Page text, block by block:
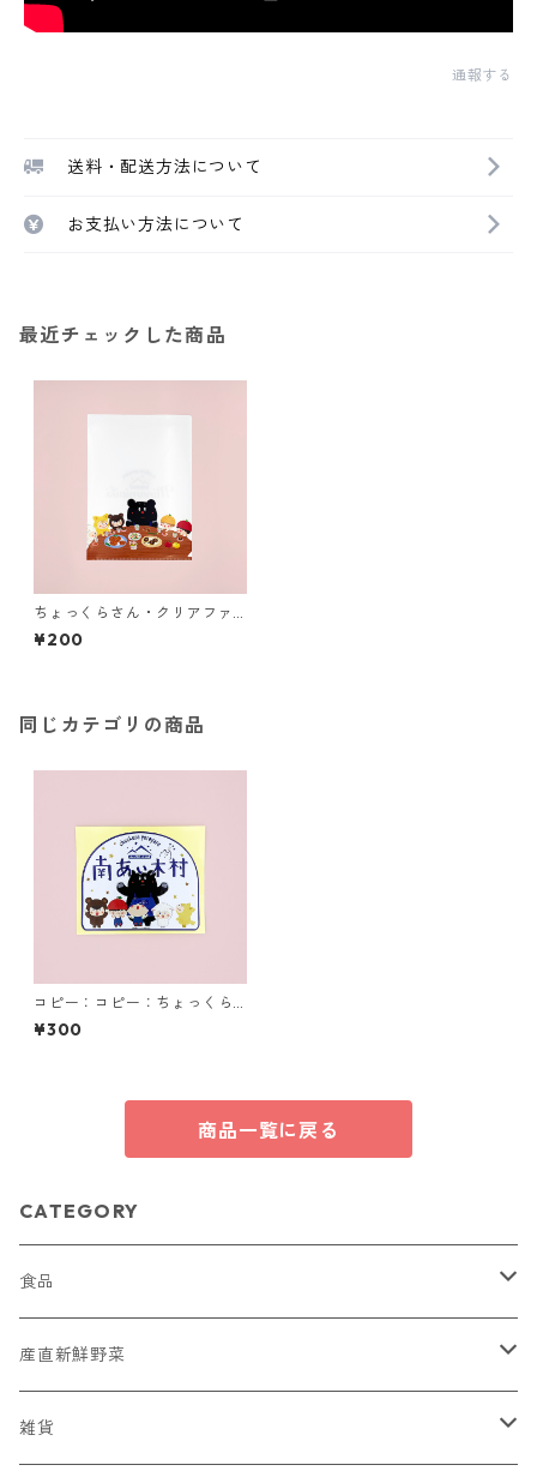
通報する
送料・配送方法について
お支払い方法について
最近チェックした商品
ちょっくらさん・クリアファ
イル
¥200
同じカテゴリの商品
コピー：コピー：ちょっくら
さん・ステッカー
¥300
商品一覧に戻る
CATEGORY
食品
菓子
蕎麦ころりん
そば
産直新鮮野菜
おまかせ新鮮野菜詰め合わせ
雑貨